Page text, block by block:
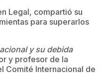
Legal, compartió su
para superarlos
y su debida
y profesor de la
Comité Internacional de